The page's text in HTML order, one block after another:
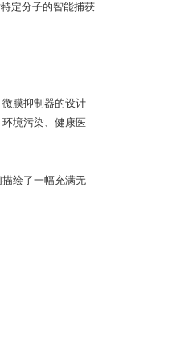
定分子的智能捕获
膜抑制器的设计
境污染、健康医
绘了一幅充满无